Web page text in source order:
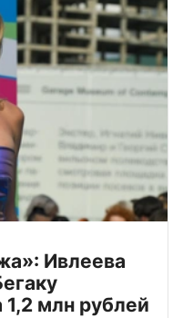
Ивлеева
млн рублей